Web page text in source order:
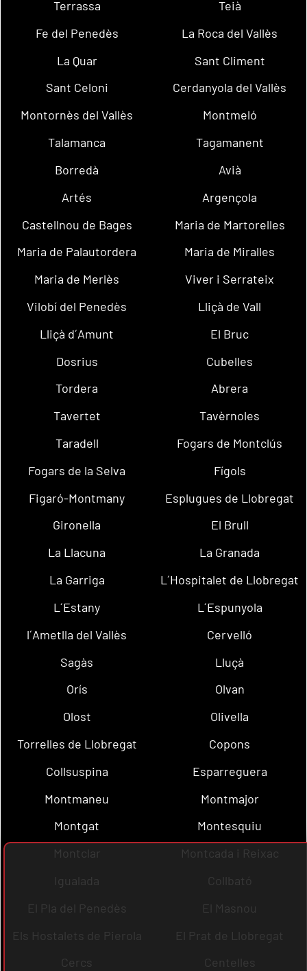
Terrassa
Teià
Fe del Penedès
La Roca del Vallès
La Quar
Sant Climent
Sant Celoni
Cerdanyola del Vallès
Montornès del Vallès
Montmeló
Talamanca
Tagamanent
Borredà
Avià
Artés
Argençola
Castellnou de Bages
Maria de Martorelles
Maria de Palautordera
Maria de Miralles
Maria de Merlès
Viver i Serrateix
Vilobí del Penedès
Lliçà de Vall
Lliçà d´Amunt
El Bruc
Dosrius
Cubelles
Tordera
Abrera
Tavertet
Tavèrnoles
Taradell
Fogars de Montclús
Fogars de la Selva
Fígols
Figaró-Montmany
Esplugues de Llobregat
Gironella
El Brull
La Llacuna
La Granada
La Garriga
L´Hospitalet de Llobregat
L´Estany
L´Espunyola
l´Ametlla del Vallès
Cervelló
Sagàs
Lluçà
Orís
Olvan
Olost
Olivella
Torrelles de Llobregat
Copons
Collsuspina
Esparreguera
Montmaneu
Montmajor
Montgat
Montesquiu
Montclar
Montcada i Reixac
Igualada
Collbató
El Pla del Penedès
El Masnou
Els Hostalets de Pierola
El Prat de Llobregat
Cercs
Centelles